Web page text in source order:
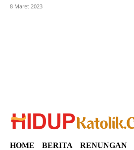
8 Maret 2023
HOME BERITA RENUNGAN